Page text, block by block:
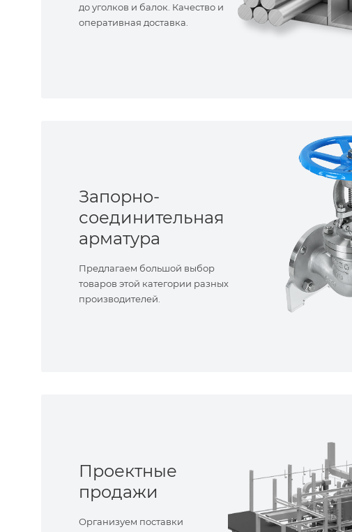
до уголков и балок. Качество и
оперативная доставка.
Запорно-
соединительная
арматура
Предлагаем большой выбор
товаров этой категории разных
производителей.
Проектные
продажи
Организуем поставки